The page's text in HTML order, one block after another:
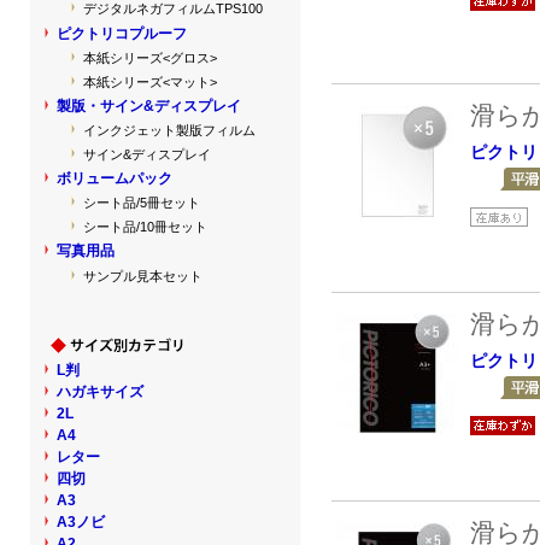
滑ら
ピクト
滑ら
ピクト
滑ら
デジタルネガフィルムTPS100
ピクトリコプルーフ
本紙シリーズ<グロス>
本紙シリーズ<マット>
製版・サイン&ディスプレイ
インクジェット製版フィルム
サイン&ディスプレイ
ボリュームパック
シート品/5冊セット
シート品/10冊セット
写真用品
サンプル見本セット
L判
ハガキサイズ
2L
A4
レター
四切
A3
A3ノビ